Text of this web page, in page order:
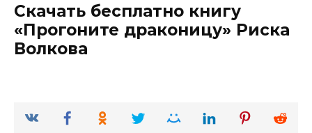
Скачать бесплатно книгу
«Прогоните драконицу» Риска
Волкова